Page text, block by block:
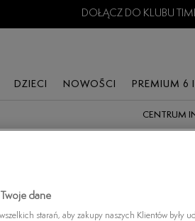
DOŁĄCZ DO KLUBU
Koszulki Polo
Koszule Skarpetki
Adley
DZIECI
Perkins Row
Adventure Seeker
NOWOŚCI PREMIUM 6
6
CENTRUM
dane
starań, aby zakupy naszych Klientów były